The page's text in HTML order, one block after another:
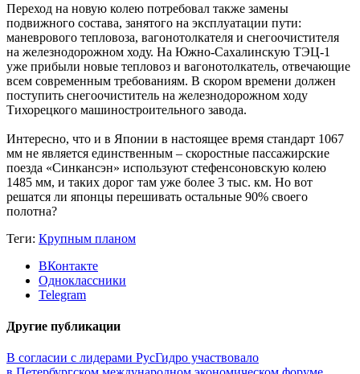
Переход на новую колею потребовал также замены
подвижного состава, занятого на эксплуатации пути:
маневрового тепловоза, вагонотолкателя и снего­очистителя
на железнодорожном ходу. На Южно-­Сахалинскую ТЭЦ-1
уже прибыли новые тепловоз и вагонотолкатель, отвечающие
всем современным требованиям. В скором времени должен
поступить снегоочиститель на железнодорожном ходу
Тихорецкого машиностроительного завода.
Интересно, что и в Японии в настоящее время стандарт 1067
мм не является единственным – скоростные пассажирские
поезда «Cинкансэн» используют стефенсоновскую колею
1485 мм, и таких дорог там уже более 3 тыс. км. Но вот
решатся ли японцы перешивать остальные 90% своего
полотна?
Теги: Крупным планом
ВКонтакте
Одноклассники
Telegram
Другие публикации
В согласии с лидерами РусГидро участвовало